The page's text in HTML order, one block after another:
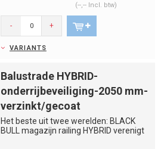
(--,-- Incl. btw)
- +
VARIANTS
Balustrade HYBRID-
onderrijbeveiliging-2050 mm-
verzinkt/gecoat
Het beste uit twee werelden: BLACK
BULL magazijn railing HYBRID verenigt